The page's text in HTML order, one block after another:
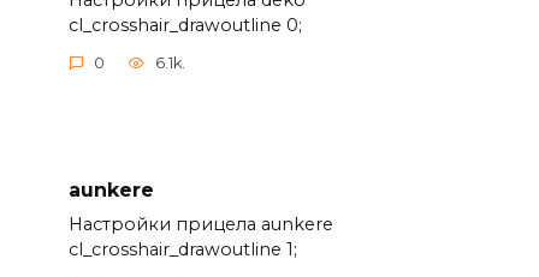
cl_crosshair_drawoutline 0;
0 6.1k.
aunkere
Настройки прицела aunkere
cl_crosshair_drawoutline 1;